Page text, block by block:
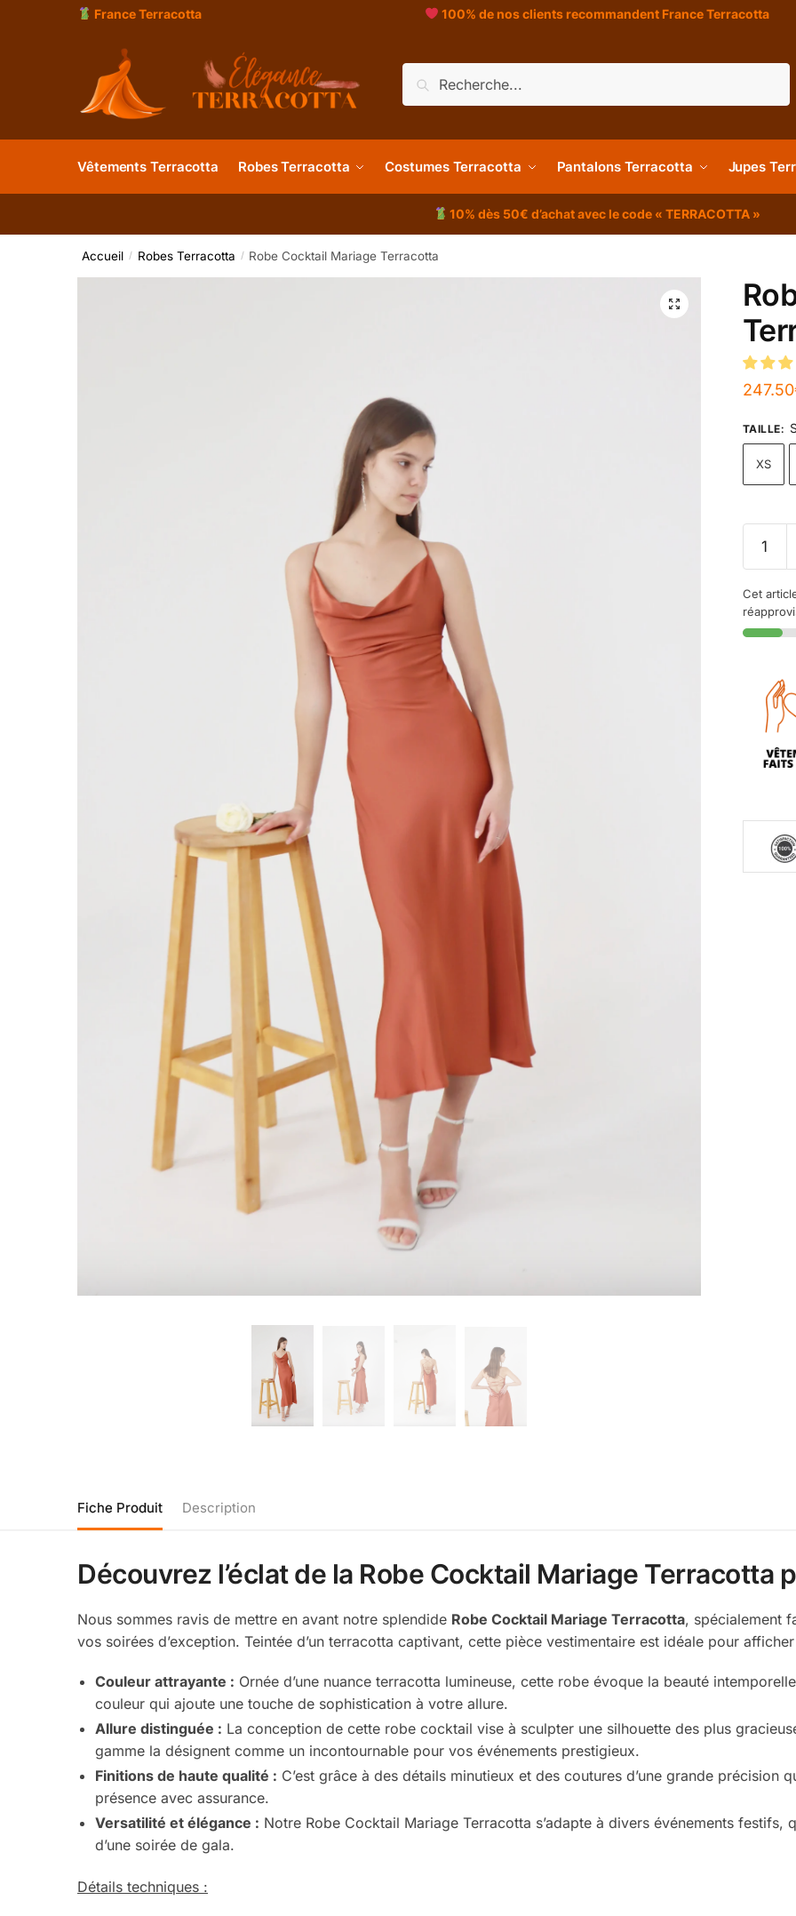
France Terracotta 100% de nos clients recommandent France Terracotta
Recherche
Vêtements Terracotta Robes Terracotta Costumes Terracotta Pantalons Terracotta Jupes
10% dès 50€ d’achat avec le code « TERRACOTTA »
Accueil / Robes Terracotta / Robe Cocktail Mariage Terracotta
247.50
TAILLE:
XS
Cet
Fiche Produit Description
Découvrez l’éclat de la Robe Cocktail Mariage Terracotta
Nous sommes ravis de mettre en avant notre splendide Robe Cocktail Mariage Terracotta, spécialement
vos soirées d’exception. Teintée d’un terracotta captivant, cette pièce vestimentaire est idéale pour
Couleur attrayante : Ornée d’une nuance terracotta lumineuse, cette robe évoque la beauté
couleur qui ajoute une touche de sophistication à votre allure.
Allure distinguée : La conception de cette robe cocktail vise à sculpter une silhouette des plus
gamme la désignent comme un incontournable pour vos événements prestigieux.
Finitions de haute qualité : C’est grâce à des détails minutieux et des coutures d’une grande précision
présence avec assurance.
Versatilité et élégance : Notre Robe Cocktail Mariage Terracotta s’adapte à divers événements festifs,
d’une soirée de gala.
Détails techniques :